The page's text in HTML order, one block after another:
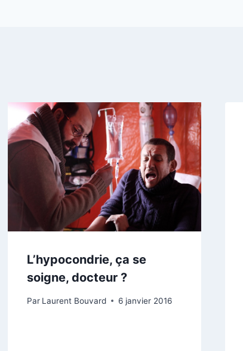
L’hypocondrie, ça se
soigne, docteur ?
Par Laurent Bouvard 6 janvier 2016